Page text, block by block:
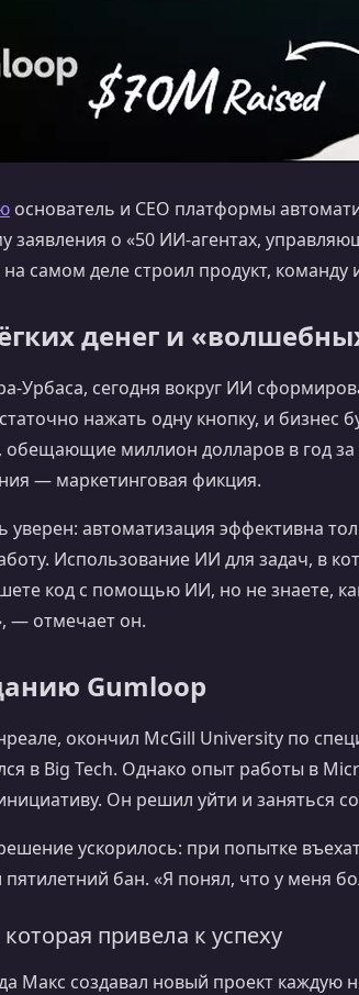
основатель и CEO платформы
заявления о «50 ИИ-агентах,
на самом деле строил продукт, команду
денег и
Урбаса, сегодня вокруг ИИ
нажать одну кнопку, и бизнес
обещающие миллион долларов в год
— маркетинговая фикция.
автоматизация эффективна
Использование ИИ для задач, в
код с помощью ИИ, но не знаете,
— отмечает он.
Gumloop
окончил McGill University по
в Big Tech. Однако опыт работы в
Он решил уйти и заняться
ускорилось: при попытке
пятилетний бан. «Я понял, что у меня
привела к успеху
Макс создавал новый проект каждую